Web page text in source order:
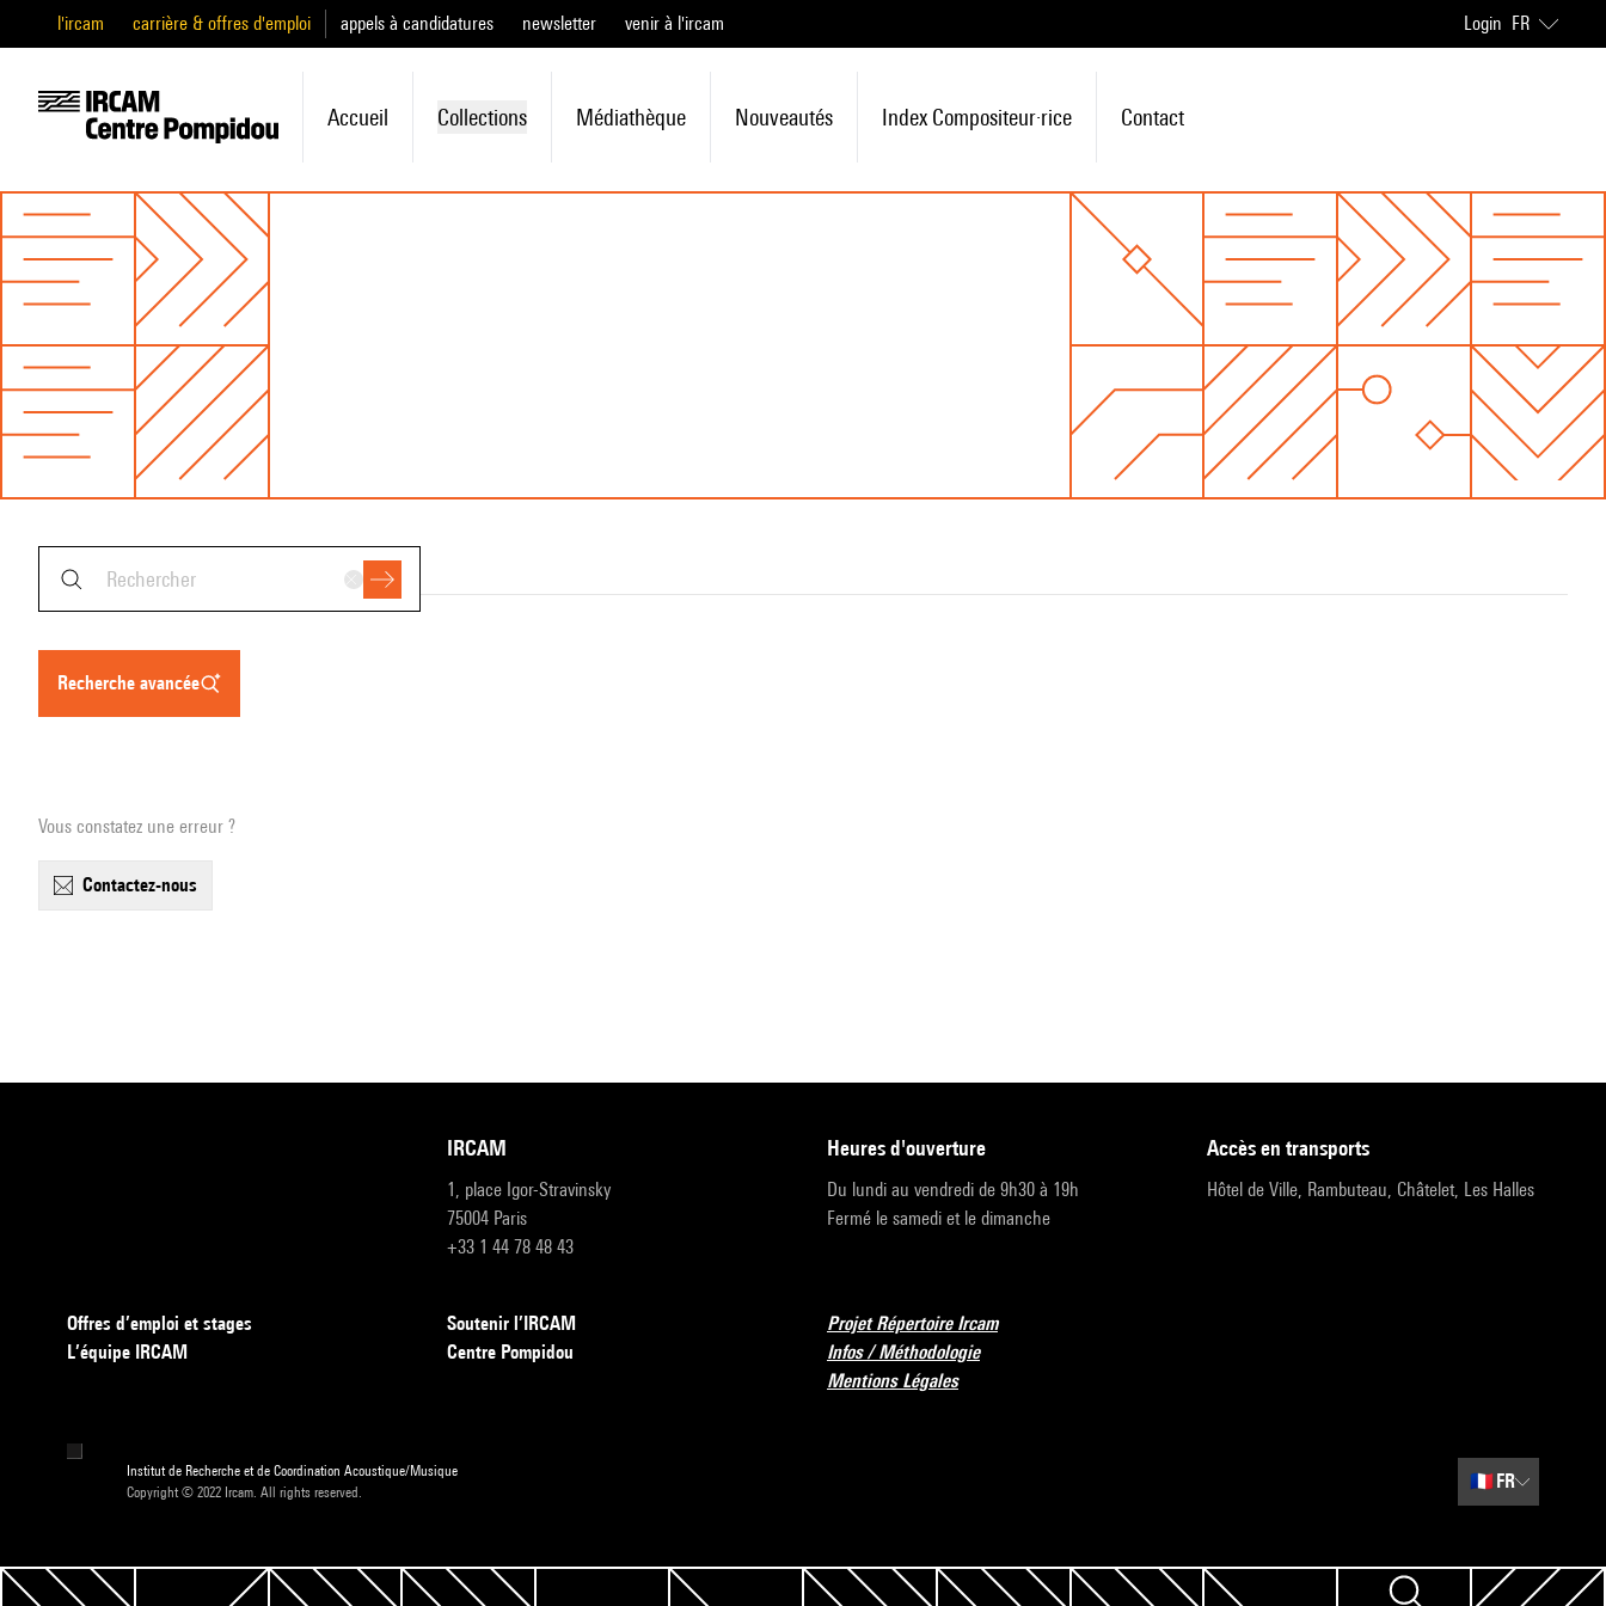
l'ircam carrière & offres d'emploi appels à candidatures newsletter venir à l'ircam Login FR
Accueil Collections Médiathèque Nouveautés Index Compositeur·rice Contact
recherche avancée
Vous constatez une erreur ?
contactez-nous
IRCAM
1, place Igor-Stravinsky
75004 Paris
+33 1 44 78 48 43
heures d'ouverture
Du lundi au vendredi de 9h30 à 19h
Fermé le samedi et le dimanche
accès en transports
Hôtel de Ville, Rambuteau, Châtelet, Les Halles
Offres d’emploi et stages
L’équipe IRCAM
Soutenir l’IRCAM
Centre Pompidou
Projet Répertoire Ircam
Infos / Méthodologie
Mentions Légales
Institut de Recherche et de Coordination Acoustique/Musique
Copyright © 2022 Ircam. All rights reserved.
🇫🇷 FR